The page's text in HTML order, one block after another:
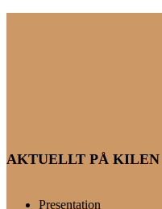
AKTUELLT PÅ KILEN
Presentation